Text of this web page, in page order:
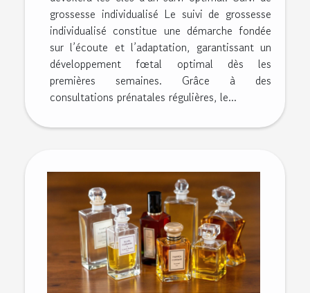
grossesse individualisé Le suivi de grossesse
individualisé constitue une démarche fondée
sur l’écoute et l’adaptation, garantissant un
développement fœtal optimal dès les
premières semaines. Grâce à des
consultations prénatales régulières, le...